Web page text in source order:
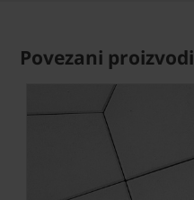
Povezani proizvodi